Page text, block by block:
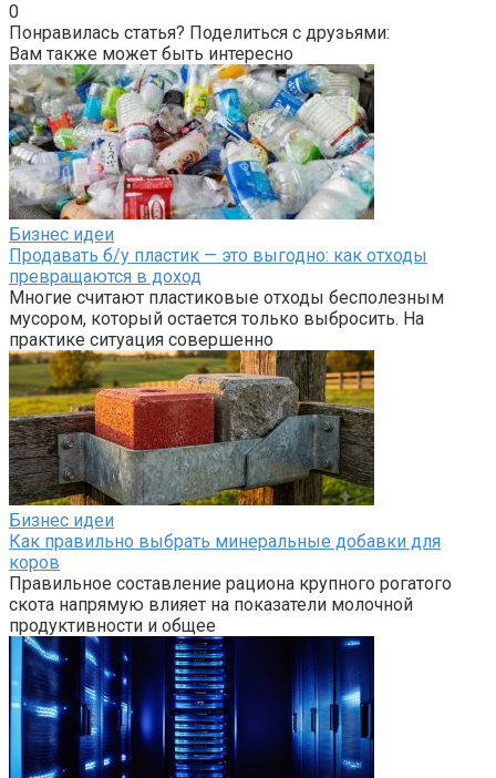
0
Понравилась статья? Поделиться с друзьями:
Вам также может быть интересно
Бизнес идеи
Продавать б/у пластик — это выгодно: как отходы
превращаются в доход
Многие считают пластиковые отходы бесполезным
мусором, который остается только выбросить. На
практике ситуация совершенно
Бизнес идеи
Как правильно выбрать минеральные добавки для
коров
Правильное составление рациона крупного рогатого
скота напрямую влияет на показатели молочной
продуктивности и общее